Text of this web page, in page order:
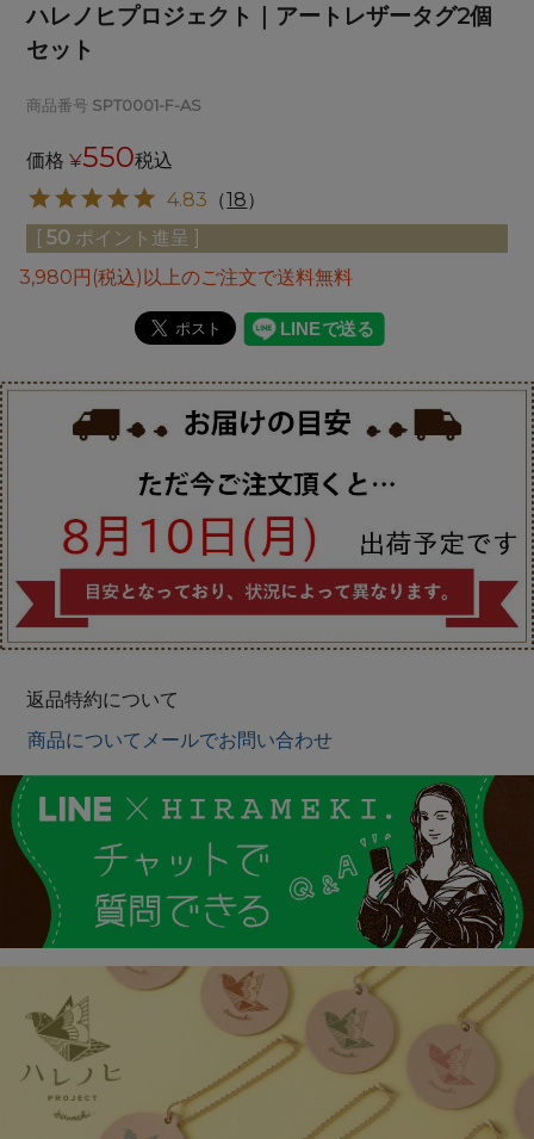
ハレノヒプロジェクト｜アートレザータグ2個
セット
商品番号 SPT0001-F-AS
価格 ¥550税込
4.83 （18）
[ 50 ポイント進呈 ]
3,980円(税込)以上のご注文で送料無料
返品特約について
商品についてメールでお問い合わせ